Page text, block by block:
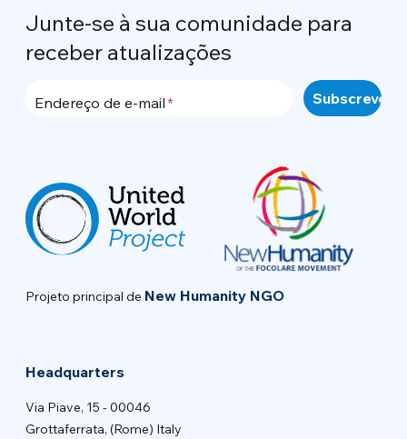
Junte-se à sua comunidade para
receber atualizações
Endereço de e-mail
Projeto principal de New Humanity NGO
Headquarters
Via Piave, 15 - 00046
Grottaferrata, (Rome) Italy